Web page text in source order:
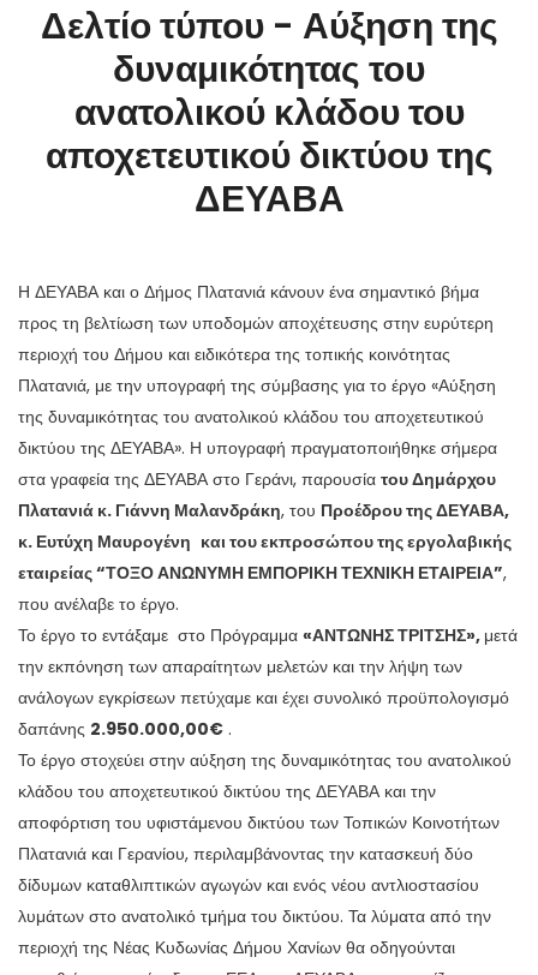
Δελτίο τύπου - Αύξηση της
δυναμικότητας του
ανατολικού κλάδου του
αποχετευτικού δικτύου της
ΔΕΥΑΒΑ
Η ΔΕΥΑΒΑ και ο Δήμος Πλατανιά κάνουν ένα σημαντικό βήμα
προς τη βελτίωση των υποδομών αποχέτευσης στην ευρύτερη
περιοχή του Δήμου και ειδικότερα της τοπικής κοινότητας
Πλατανιά, με την υπογραφή της σύμβασης για το έργο «Αύξηση
της δυναμικότητας του ανατολικού κλάδου του αποχετευτικού
δικτύου της ΔΕΥΑΒΑ». Η υπογραφή πραγματοποιήθηκε σήμερα
στα γραφεία της ΔΕΥΑΒΑ στο Γεράνι, παρουσία του Δημάρχου
Πλατανιά κ. Γιάννη Μαλανδράκη, του Προέδρου της ΔΕΥΑΒΑ,
κ. Ευτύχη Μαυρογένη και του εκπροσώπου της εργολαβικής
εταιρείας “ΤΟΞΟ ΑΝΩΝΥΜΗ ΕΜΠΟΡΙΚΗ ΤΕΧΝΙΚΗ ΕΤΑΙΡΕΙΑ”,
που ανέλαβε το έργο.
Το έργο το εντάξαμε στο Πρόγραμμα «ΑΝΤΩΝΗΣ ΤΡΙΤΣΗΣ», μετά
την εκπόνηση των απαραίτητων μελετών και την λήψη των
ανάλογων εγκρίσεων πετύχαμε και έχει συνολικό προϋπολογισμό
δαπάνης 2.950.000,00€ .
Το έργο στοχεύει στην αύξηση της δυναμικότητας του ανατολικού
κλάδου του αποχετευτικού δικτύου της ΔΕΥΑΒΑ και την
αποφόρτιση του υφιστάμενου δικτύου των Τοπικών Κοινοτήτων
Πλατανιά και Γερανίου, περιλαμβάνοντας την κατασκευή δύο
δίδυμων καταθλιπτικών αγωγών και ενός νέου αντλιοστασίου
λυμάτων στο ανατολικό τμήμα του δικτύου. Τα λύματα από την
περιοχή της Νέας Κυδωνίας Δήμου Χανίων θα οδηγούνται